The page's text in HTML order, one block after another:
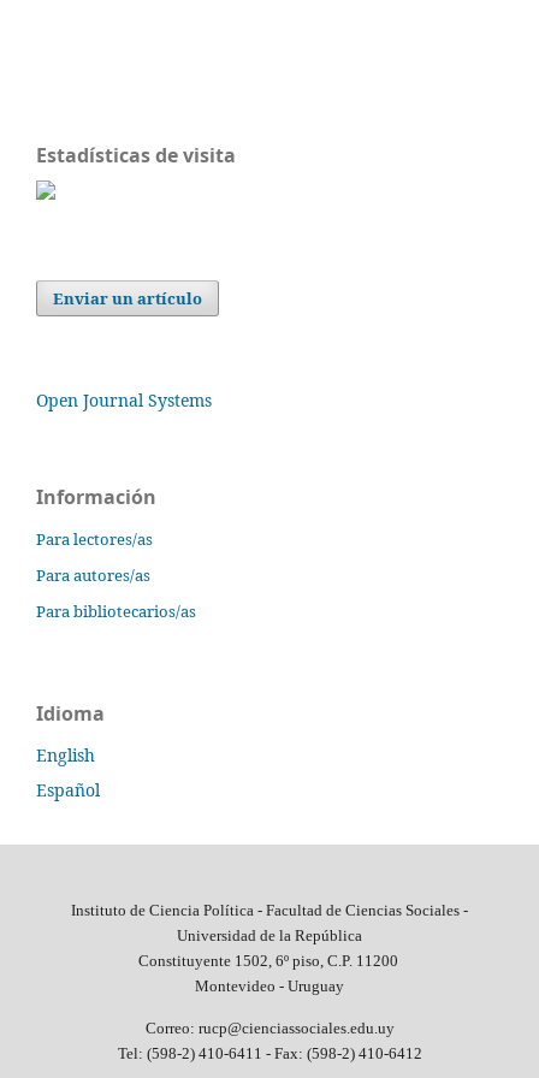
Estadísticas de visita
Enviar un artículo
Open Journal Systems
Información
Para lectores/as
Para autores/as
Para bibliotecarios/as
Idioma
English
Español
Instituto de Ciencia Política - Facultad de Ciencias Sociales -
Universidad de la República
Constituyente 1502, 6º piso, C.P. 11200
Montevideo - Uruguay
Correo: rucp@cienciassociales.edu.uy
Tel: (598-2) 410-6411 - Fax: (598-2) 410-6412